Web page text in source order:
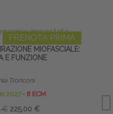
PRENOTA PRIMA
MIOFASCIALE:
E FUNZIONE
Tronconi
2027 ∙ 8 ECM
€ 225,00 €